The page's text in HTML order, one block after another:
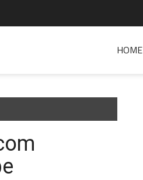
HOME